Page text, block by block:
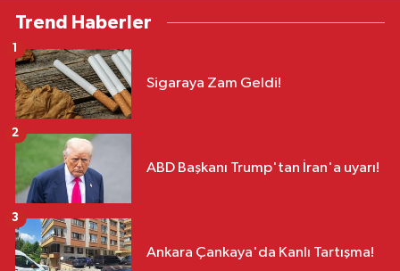
Trend Haberler
Sigaraya Zam Geldi!
1
ABD Başkanı Trump'tan İran'a uyarı!
2
Ankara Çankaya'da Kanlı Tartışma!
3